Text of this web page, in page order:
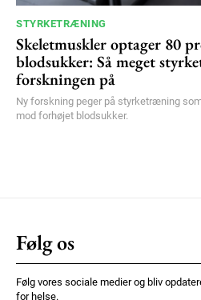
STYRKETRÆNING
Skeletmuskler optager 80
blodsukker: Så meget
forskningen på
Ny forskning peger på styrketræning
mod forhøjet blodsukker.
Følg os
Følg vores sociale medier og bliv
for helse.